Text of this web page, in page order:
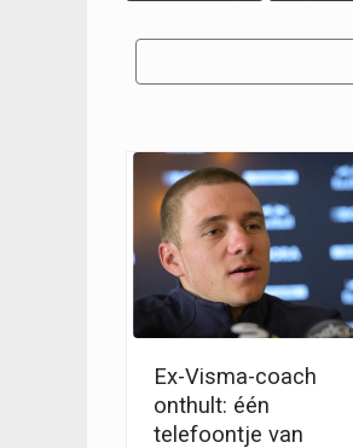
Ex-Visma-coach
onthult: één
telefoontje van